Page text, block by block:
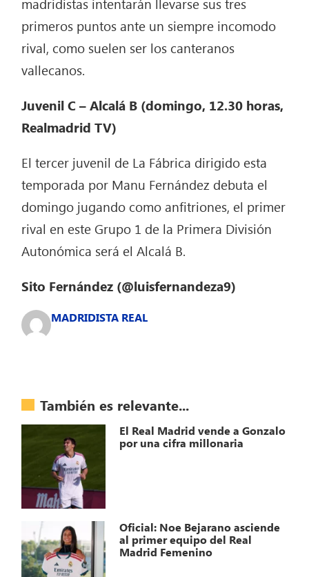
primeros puntos ante un siempre incomodo
rival, como suelen ser los canteranos
vallecanos.
Juvenil C – Alcalá B (domingo, 12.30 horas,
Realmadrid TV)
El tercer juvenil de La Fábrica dirigido esta
temporada por Manu Fernández debuta el
domingo jugando como anfitriones, el primer
rival en este Grupo 1 de la Primera División
Autonómica será el Alcalá B.
Sito Fernández (@luisfernandeza9)
MADRIDISTA REAL
También es relevante...
El Real Madrid vende a Gonzalo
por una cifra millonaria
Oficial: Noe Bejarano asciende
al primer equipo del Real
Madrid Femenino